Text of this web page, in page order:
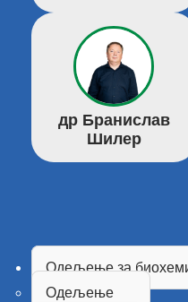
др Бранислав
Шилер
Одељење за
Одељење